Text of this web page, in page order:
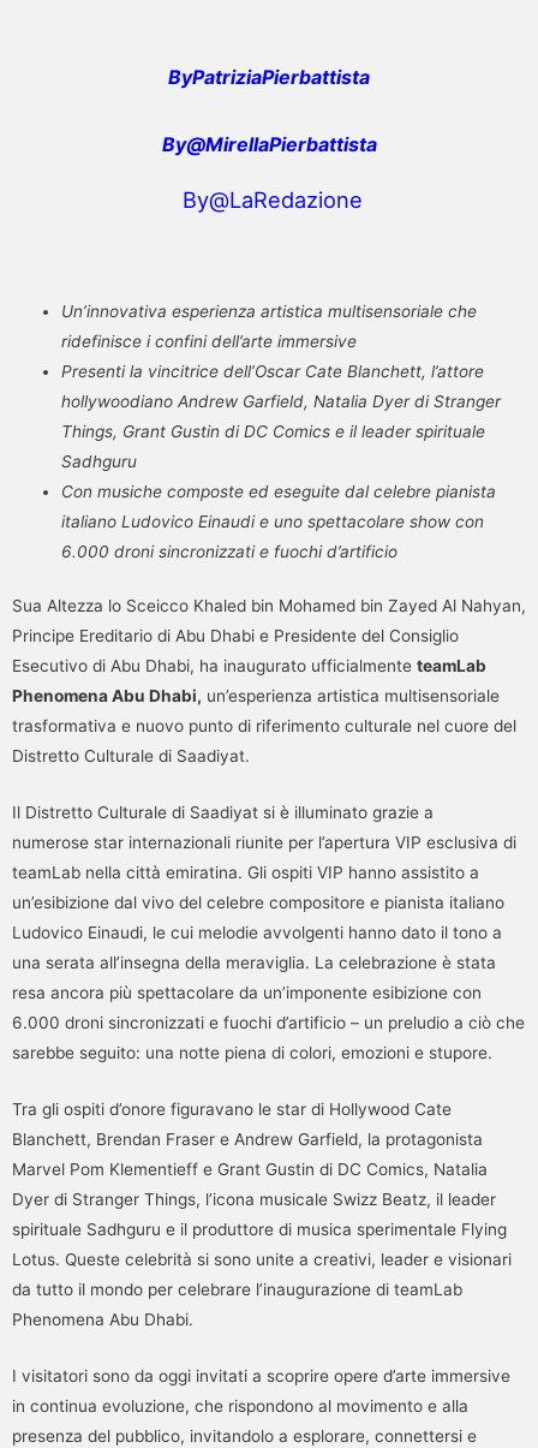
ByPatriziaPierbattista
By@MirellaPierbattista
By@LaRedazione
Un’innovativa esperienza artistica multisensoriale che
ridefinisce i confini dell’arte immersive
Presenti la vincitrice dell’Oscar Cate Blanchett, l’attore
hollywoodiano Andrew Garfield, Natalia Dyer di Stranger
Things, Grant Gustin di DC Comics e il leader spirituale
Sadhguru
Con musiche composte ed eseguite dal celebre pianista
italiano Ludovico Einaudi e uno spettacolare show con
6.000 droni sincronizzati e fuochi d’artificio
Sua Altezza lo Sceicco Khaled bin Mohamed bin Zayed Al Nahyan,
Principe Ereditario di Abu Dhabi e Presidente del Consiglio
Esecutivo di Abu Dhabi, ha inaugurato ufficialmente teamLab
Phenomena Abu Dhabi, un’esperienza artistica multisensoriale
trasformativa e nuovo punto di riferimento culturale nel cuore del
Distretto Culturale di Saadiyat.
Il Distretto Culturale di Saadiyat si è illuminato grazie a
numerose star internazionali riunite per l’apertura VIP esclusiva di
teamLab nella città emiratina. Gli ospiti VIP hanno assistito a
un’esibizione dal vivo del celebre compositore e pianista italiano
Ludovico Einaudi, le cui melodie avvolgenti hanno dato il tono a
una serata all’insegna della meraviglia. La celebrazione è stata
resa ancora più spettacolare da un’imponente esibizione con
6.000 droni sincronizzati e fuochi d’artificio – un preludio a ciò che
sarebbe seguito: una notte piena di colori, emozioni e stupore.
Tra gli ospiti d’onore figuravano le star di Hollywood Cate
Blanchett, Brendan Fraser e Andrew Garfield, la protagonista
Marvel Pom Klementieff e Grant Gustin di DC Comics, Natalia
Dyer di Stranger Things, l’icona musicale Swizz Beatz, il leader
spirituale Sadhguru e il produttore di musica sperimentale Flying
Lotus. Queste celebrità si sono unite a creativi, leader e visionari
da tutto il mondo per celebrare l’inaugurazione di teamLab
Phenomena Abu Dhabi.
I visitatori sono da oggi invitati a scoprire opere d’arte immersive
in continua evoluzione, che rispondono al movimento e alla
presenza del pubblico, invitandolo a esplorare, connettersi e